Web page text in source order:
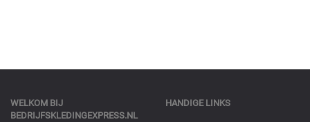
WELKOM BIJ
BEDRIJFSKLEDINGEXPRESS.NL
HANDIGE LINKS